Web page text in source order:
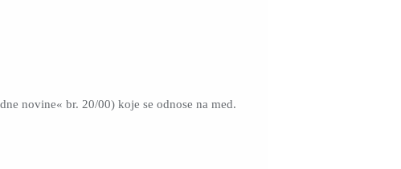
novine« br. 20/00) koje se odnose na med.